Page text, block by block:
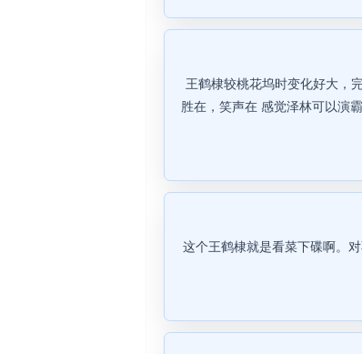
王鹤棣较桃花坞时变化好大，
胜在，笑声在 感觉泽林可以演
这个王鹤棣就是看菜下碟啊。